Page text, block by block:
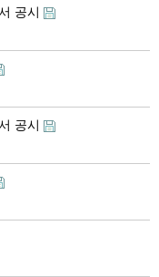
공시
공시